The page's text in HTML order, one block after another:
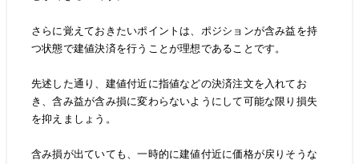
さらに覚えておきたいポイントは、ポジションが含み益を持
つ状態で建値決済を行うことが理想であることです。
先述した通り、建値付近に指値などの決済注文を入れてお
き、含み益が含み損に変わらないようにして可能な限り損失
を抑えましょう。
含み損が出ていても、一時的に建値付近に価格が戻りそうな